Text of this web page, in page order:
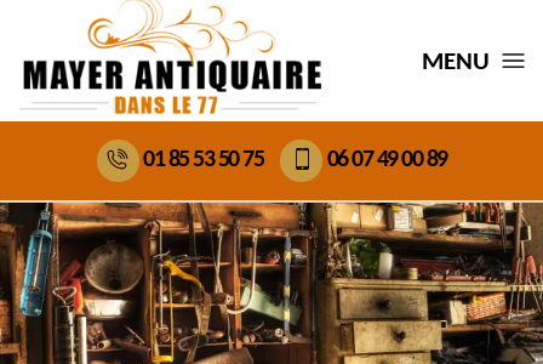
MENU
01 85 53 50 75 06 07 49 00 89